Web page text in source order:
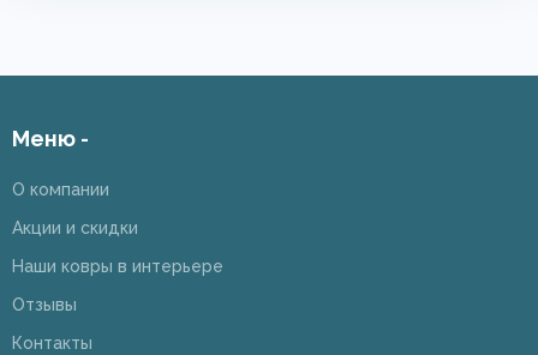
Меню -
О компании
Акции и скидки
Наши ковры в интерьере
Отзывы
Контакты